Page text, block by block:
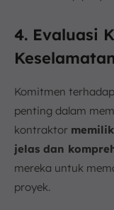
4. Evaluasi
Keselamatan
Komitmen
penting dalam
kontraktor
jelas dan
mereka untuk
proyek.